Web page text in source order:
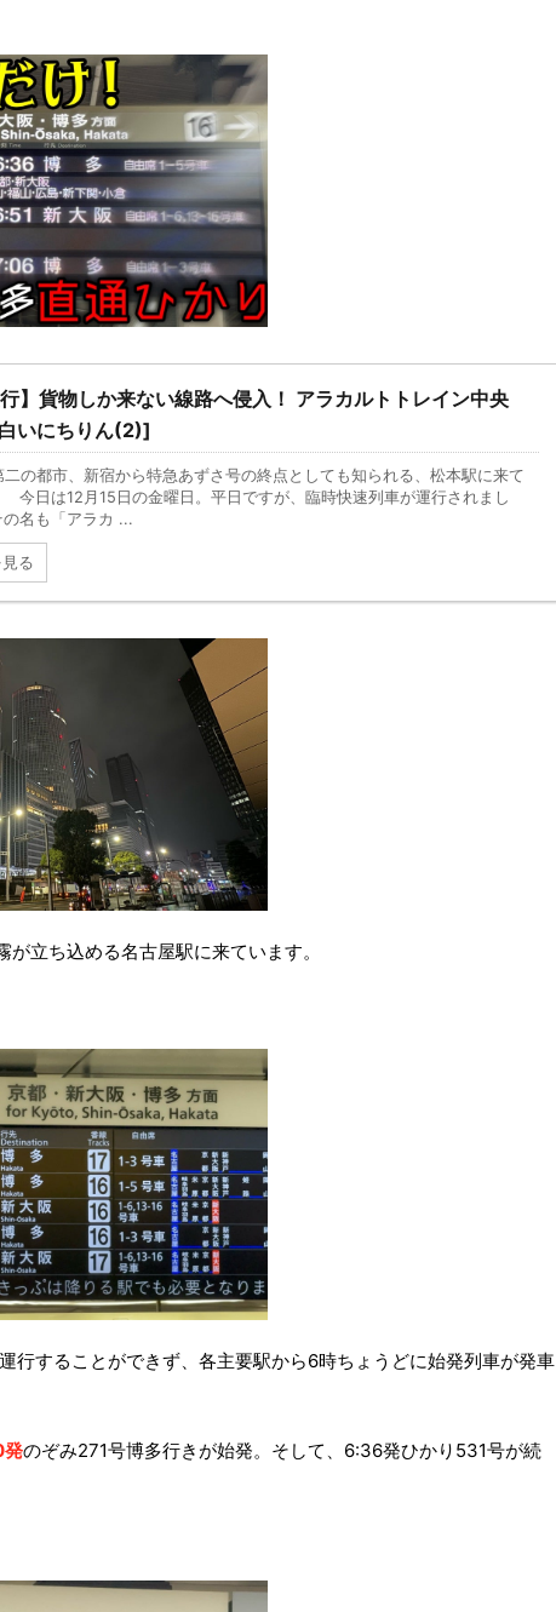
行】貨物しか来ない線路へ侵入！ アラカルトトレイン中央
いにちりん(2)]
二の都市、新宿から特急あずさ号の終点としても知られる、松本駅に来て
今日は12月15日の金曜日。平日ですが、臨時快速列車が運行されまし
名も「アラカ ...
る
立ち込める名古屋駅に来ています。
行することができず、各主要駅から6時ちょうどに始発列車が発車
のぞみ271号博多行きが始発。そして、6:36発ひかり531号が続
に変な乗り物誕生！いらない
新交通システムの理由